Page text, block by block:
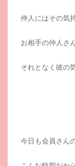
仲人にはその気
お相手の仲人さ
それとなく彼の
今日も会員さん